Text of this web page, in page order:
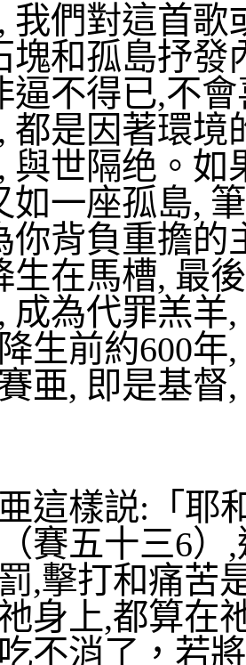
, 我們對這首歌
塊和孤島抒發
逼不得已,不
, 都是因著環境
, 與世隔绝。如
如一座孤島,
你背負重擔的
生在馬槽, 最
, 成為代罪羔羊,
生前約600年,
亜, 即是基督,
這樣説: 「
賽五十三6） ,
,擊打和痛苦
身上,都算在
不消了，若